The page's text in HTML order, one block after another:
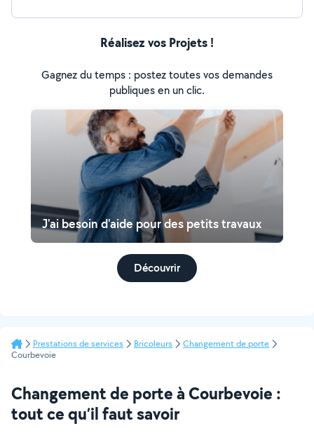
Réalisez vos Projets !
Gagnez du temps : postez toutes vos demandes
publiques en un clic.
J'ai besoin d'aide pour des petits travaux
Découvrir
Prestations de services Bricoleurs
Changement de porte
Courbevoie
Changement de porte à Courbevoie :
tout ce qu’il faut savoir